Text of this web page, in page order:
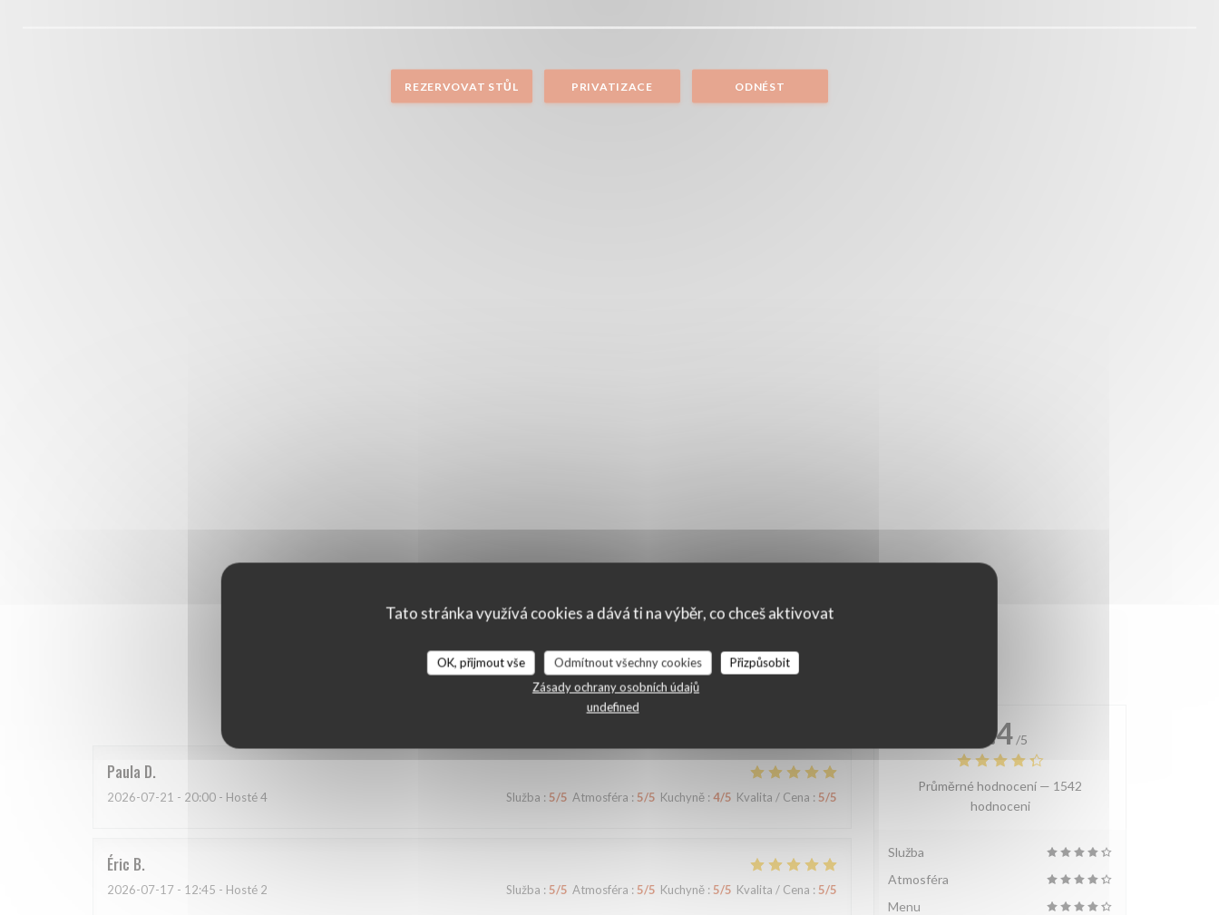
Tato stránka využívá cookies a dává ti na výběr, co chceš aktivovat
OK, přijmout vše Odmítnout všechny cookies
Přizpůsobit
Zásady ochrany osobních údajů
undefined
REZERVOVAT STŮL PRIVATIZACE ODNÉST
Hodnocení našich zákazníků
Paula D
2026-07-21 - 20:00 - Hosté 4 Služba : 5/5 Atmosféra : 5/5 Kuchyně : 4/5 Kvalita / Cena : 5/5
Éric B
2026-07-17 - 12:45 - Hosté 2 Služba : 5/5 Atmosféra : 5/5 Kuchyně : 5/5 Kvalita / Cena : 5/5
4.4 /5
Průměrné hodnocení — 1542
hodnoceni
Služba
Atmosféra
Menu